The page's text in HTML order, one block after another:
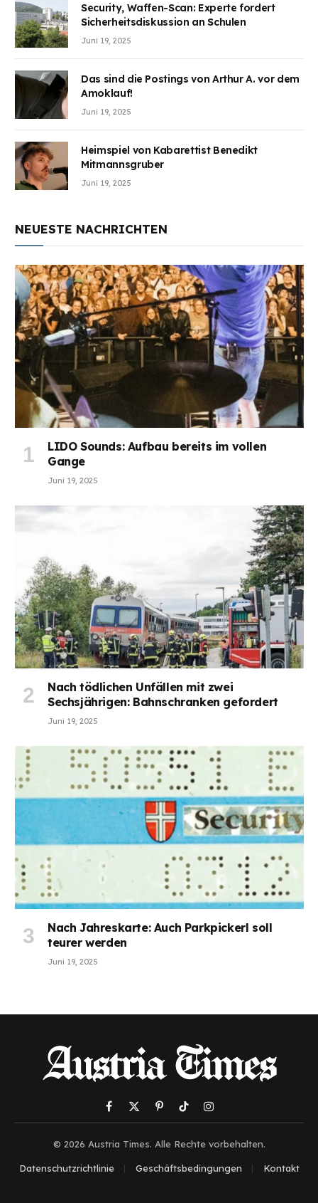
Security, Waffen-Scan: Experte fordert
Sicherheitsdiskussion an Schulen
Juni 19, 2025
Das sind die Postings von Arthur A. vor dem
Amoklauf!
Juni 19, 2025
Heimspiel von Kabarettist Benedikt
Mitmannsgruber
Juni 19, 2025
NEUESTE NACHRICHTEN
LIDO Sounds: Aufbau bereits im vollen
Gange
Juni 19, 2025
Nach tödlichen Unfällen mit zwei
Sechsjährigen: Bahnschranken gefordert
Juni 19, 2025
Nach Jahreskarte: Auch Parkpickerl soll
teurer werden
Juni 19, 2025
Facebook
X
(Twitter)
PinterestTikTokInstagram
© 2026 Austria Times. Alle Rechte vorbehalten.
Datenschutzrichtlinie Geschäftsbedingungen Kontakt